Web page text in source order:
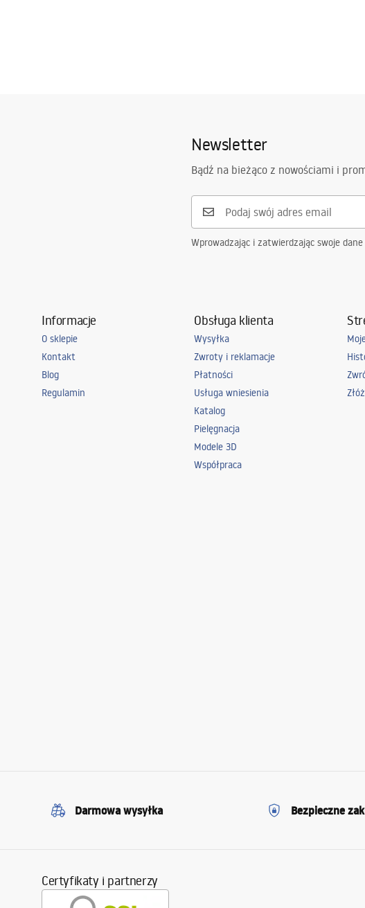
Newsletter
Bądź na bieżąco z nowościami i
Wprowadzając i zatwierdzając swoje
Informacje
O sklepie
Kontakt
Blog
Regulamin
Obsługa klienta
Wysyłka
Zwroty i reklamacje
Płatności
Usługa wniesienia
Katalog
Pielęgnacja
Modele 3D
Współpraca
Darmowa wysyłka Bezpieczne
Certyfikaty i partnerzy